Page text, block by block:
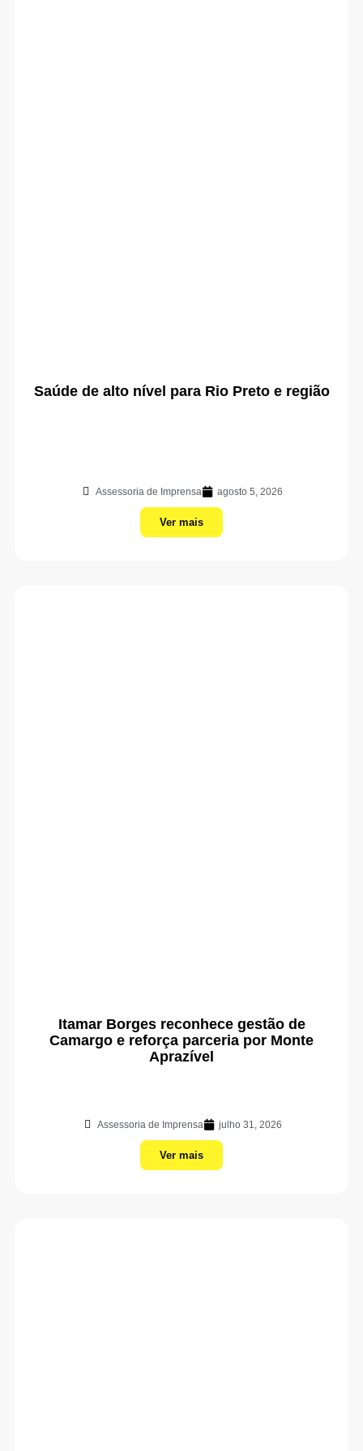
Saúde de alto nível para Rio Preto e região
Assessoria de Imprensa agosto 5, 2026
Ver mais
Itamar Borges reconhece gestão de
Camargo e reforça parceria por Monte
Aprazível
Assessoria de Imprensa julho 31, 2026
Ver mais